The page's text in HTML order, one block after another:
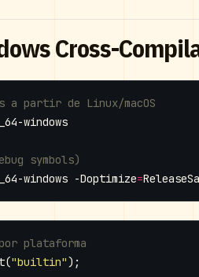
Cross-
a partir de Linux/macOS
symbols)
windows -Doptimize=
("builtin");